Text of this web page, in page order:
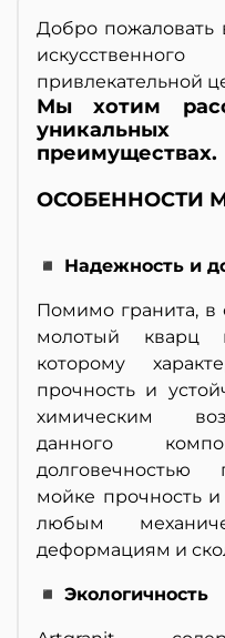
Добро
привлекательной
Мы хотим
преимуществах.
ОСОБЕННОСТИ
◾ Надежность и
Помимо гранита, в
молотый кварц
которому
прочность и
химическим
данного
долговечностью
мойке прочность
любым
деформациям и
◾ Экологичность